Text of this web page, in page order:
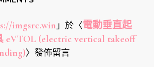
imgsrc.win」於〈電動垂直起
eVTOL (electric vertical takeoff
〉發佈留言